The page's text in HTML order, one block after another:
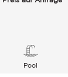
Pool